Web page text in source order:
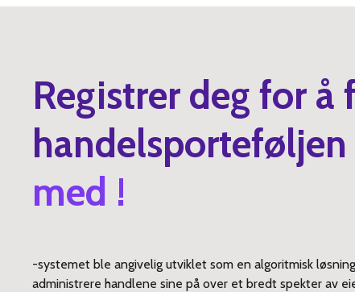
Registrer deg for å
med !
-systemet ble angivelig utviklet som en algoritmisk
administrere handlene sine på over et bredt spekter av